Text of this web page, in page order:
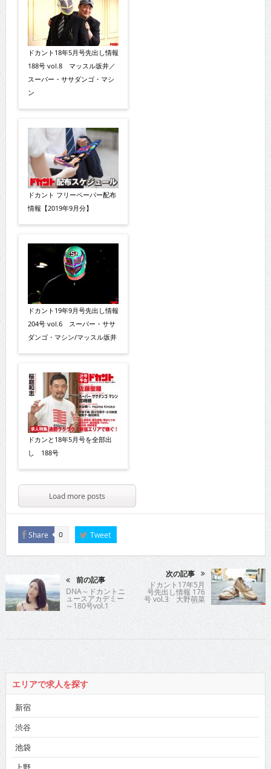
ドカント18年5月号先出し情報
188号 vol.8 マッスル坂井／
スーパー・ササダンゴ・マシ
ン
ドカント フリーペーパー配布
情報【2019年9月分】
ドカント19年9月号先出し情報
204号 vol.6 スーパー・ササ
ダンゴ・マシン/マッスル坂井
ドカンと18年5月号を全部出
し 188号
Load more posts
Share 0 Tweet
前の記事
DNA～ドカントニ
ュースアカデミー
～180号vol.1
次の記事
ドカント17年5月
号先出し情報 176
号 vol.3 大野萌菜
美
エリアで求人を探す
新宿
渋谷
池袋